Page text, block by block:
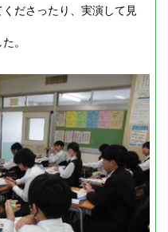
ださったり、実演して見
。